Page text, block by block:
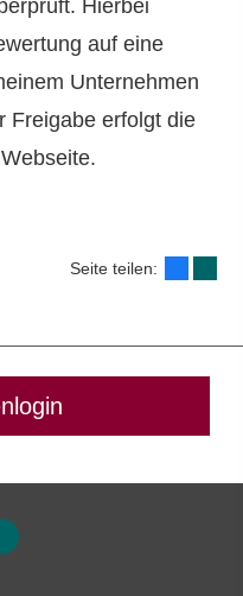
Hierbei
auf eine
Unternehmen
Freigabe erfolgt die
Seite teilen: